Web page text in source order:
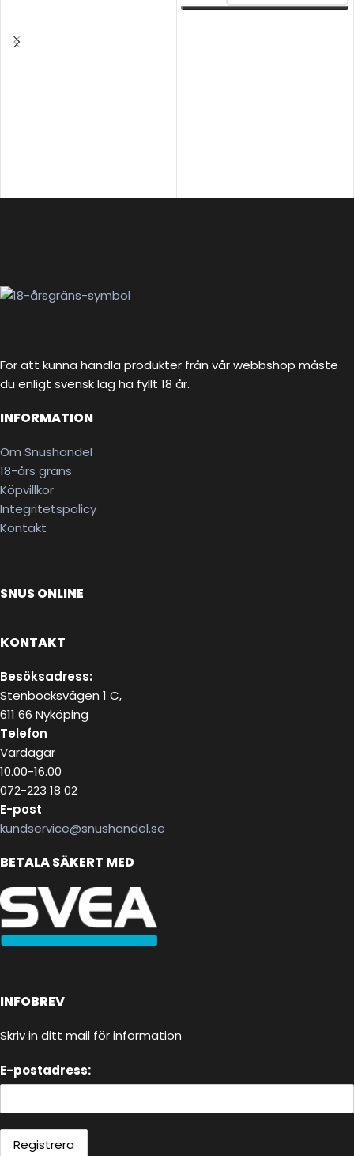
För att kunna handla produkter från vår webbshop måste
du enligt svensk lag ha fyllt 18 år.
INFORMATION
Om Snushandel
18-års gräns
Köpvillkor
Integritetspolicy
Kontakt
SNUS ONLINE
KONTAKT
Besöksadress:
Stenbocksvägen 1 C,
611 66 Nyköping
Telefon
Vardagar
10.00-16.00
072-223 18 02
E-post
kundservice@snushandel.se
BETALA SÄKERT MED
INFOBREV
Skriv in ditt mail för information
E-postadress: